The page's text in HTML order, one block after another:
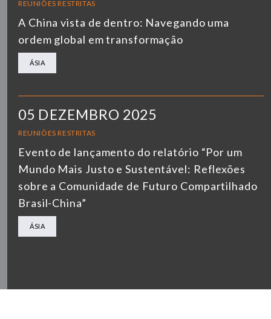
REUNIÕES RESTRITAS
A China vista de dentro: Navegando uma
ordem global em transformação
ÁSIA
05 DEZEMBRO 2025
REUNIÕES RESTRITAS
Evento de lançamento do relatório “Por um
Mundo Mais Justo e Sustentável: Reflexões
sobre a Comunidade de Futuro Compartilhado
Brasil-China”
ÁSIA